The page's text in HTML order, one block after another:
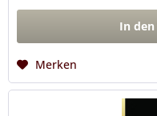
In den
Merken